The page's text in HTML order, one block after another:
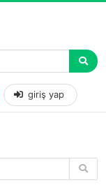
giriş yap